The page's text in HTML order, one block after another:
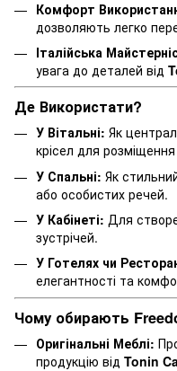
Комфорт
дозволяють легко
Італійська
увага до деталей від
Де Використати?
У Вітальні: Як
крісел для
У Спальні: Як
або особистих речей.
У Кабінеті: Для
зустрічей.
У Готелях чи
елегантності та
Чому обирають
Оригінальні Меблі:
продукцію від Tonin